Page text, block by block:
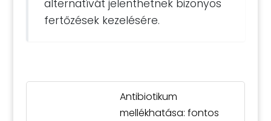
alternatívát jelenthetnek bizonyos
fertőzések kezelésére.
Antibiotikum
mellékhatása: fontos